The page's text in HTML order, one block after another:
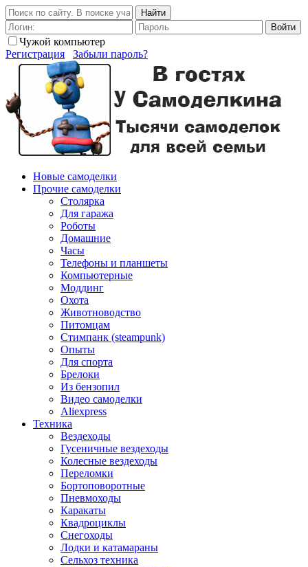
Найти
Войти
Чужой компьютер
Регистрация
Забыли пароль?
Новые самоделки
Прочие самоделки
Столярка
Для гаража
Роботы
Домашние
Часы
Телефоны и планшеты
Компьютерные
Моддинг
Охота
Животноводство
Питомцам
Стимпанк (steampunk)
Опыты
Для спорта
Брелоки
Из бензопил
Видео самоделки
Aliexpress
Техника
Вездеходы
Гусеничные вездеходы
Колесные вездеходы
Переломки
Бортоповоротные
Пневмоходы
Каракаты
Квадроциклы
Снегоходы
Лодки и катамараны
Сельхоз техника